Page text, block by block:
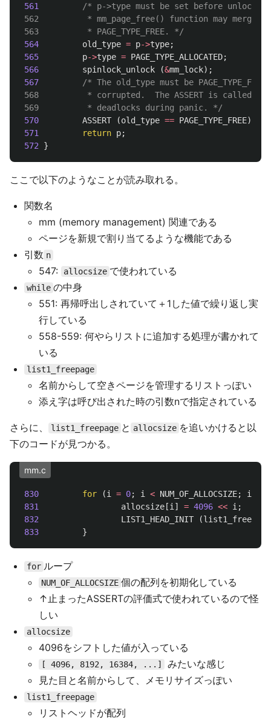
561
/* p->type must be set before unlock,
562          * mm_page_free() function may merge
563          * PAGE_TYPE_FREE. */
564
old_type = p->type;
565
p->type = PAGE_TYPE_ALLOCATED;
566
spinlock_unlock (&mm_lock);
567
/* The old_type must be
568          * corrupted.  The ASSERT is called
569          * deadlocks during panic. */
570
ASSERT (old_type == PAGE_TYPE_FREE);
571
return p;
572
}
ここで以下のようなことが読み取れる。
関数名
mm (memory management) 関連である
ページを新規で割り当てるような機能である
引数 n
547: allocsize で使われている
while の中身
551: 再帰呼出しされていて＋1した値で繰り返し実
行している
558-559: 何やらリストに追加する処理が書かれて
いる
list1_freepage
名前からして空きページを管理するリストっぽい
添え字は呼び出された時の引数nで指定されている
さらに、 list1_freepage と allocsize を追いかけると以
下のコードが見つかる。
mm.c
830 for (i = 0; i < NUM_OF_ALLOCSIZE; i
831
allocsize [i ] = 4096 << i ;
832
LIST1_HEAD_INIT (list1_freepage
833
}
for ループ
NUM_OF_ALLOCSIZE 個の配列を初期化している
↑止まったASSERTの評価式で使われているので怪
しい
allocsize
4096をシフトした値が入っている
[ 4096, 8192, 16384, ...]
みたいな感じ
見た目と名前からして、メモリサイズっぽい
list1_freepage
リストヘッドが配列